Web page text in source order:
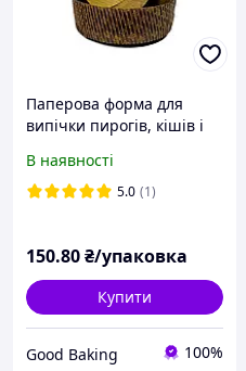
Паперова форма для
випічки пирогів, кішів і
мм, висота 30 мм) темно-
коричнева + золото 17
В наявності
5.0 (1)
150.80₴/упаковка
Купити
Good Baking 100%